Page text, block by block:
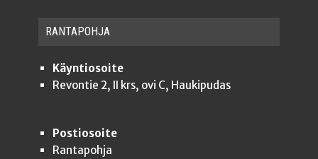
RAN­TA­POH­JA
Käyntiosoite
Revontie 2, II krs, ovi C, Haukipudas
Postiosoite
Rantapohja